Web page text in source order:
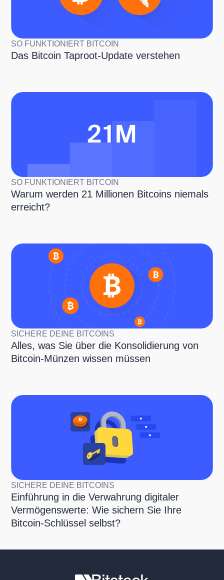
SO FUNKTIONIERT BITCOIN
Das Bitcoin Taproot-Update verstehen
SO FUNKTIONIERT BITCOIN
Warum werden 21 Millionen Bitcoins niemals
erreicht?
SICHERE DEINE BITCOINS
Alles, was Sie über die Konsolidierung von
Bitcoin-Münzen wissen müssen
SICHERE DEINE BITCOINS
Einführung in die Verwahrung digitaler
Vermögenswerte: Wie sichern Sie Ihre
Bitcoin-Schlüssel selbst?